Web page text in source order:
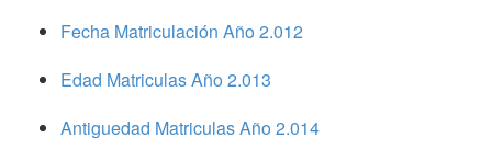
Fecha Matriculación Año 2.012
Edad Matriculas Año 2.013
Antiguedad Matriculas Año 2.014